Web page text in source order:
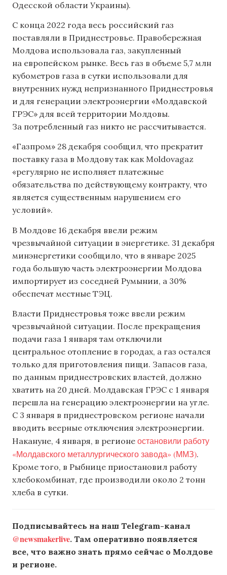
Одесской области Украины).
С конца 2022 года весь российский газ
поставляли в Приднестровье. Правобережная
Молдова использовала газ, закупленный
на европейском рынке. Весь газ в объеме 5,7 млн
кубометров газа в сутки использовали для
внутренних нужд непризнанного Приднестровья
и для генерации электроэнергии «Молдавской
ГРЭС» для всей территории Молдовы.
За потребленный газ никто не рассчитывается.
«Газпром» 28 декабря сообщил, что прекратит
поставку газа в Молдову так как Moldovagaz
«регулярно не исполняет платежные
обязательства по действующему контракту, что
является существенным нарушением его
условий».
В Молдове 16 декабря ввели режим
чрезвычайной ситуации в энергетике. 31 декабря
минэнергетики сообщило, что в январе 2025
года большую часть электроэнергии Молдова
импортирует из соседней Румынии, а 30%
обеспечат местные ТЭЦ.
Власти Приднестровья тоже ввели режим
чрезвычайной ситуации. После прекращения
подачи газа 1 января там отключили
центральное отопление в городах, а газ остался
только для приготовления пищи. Запасов газа,
по данным приднестровских властей, должно
хватить на 20 дней. Молдавская ГРЭС с 1 января
перешла на генерацию электроэнергии на угле.
С 3 января в приднестровском регионе начали
вводить веерные отключения электроэнергии.
Накануне, 4 января, в регионе остановили работу
«Молдавского металлургического завода» (ММЗ).
Кроме того, в Рыбнице приостановил работу
хлебокомбинат, где производили около 2 тонн
хлеба в сутки.
Подписывайтесь на наш Telegram-канал
@newsmakerlive. Там оперативно появляется
все, что важно знать прямо сейчас о Молдове
и регионе.